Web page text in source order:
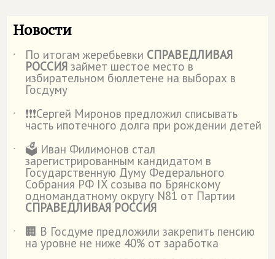
Новости
˙ По итогам жеребьевки СПРАВЕДЛИВАЯ
РОССИЯ займет шестое место в
избирательном бюллетене на выборах в
Госдуму
˙
❗️❗️❗️Сергей Миронов предложил списывать
часть ипотечного долга при рождении детей
˙
🗳️ Иван Филимонов стал
зарегистрированным кандидатом в
Государственную Думу Федерального
Собрания РФ IX созыва по Брянскому
одномандатному округу N81 от Партии
СПРАВЕДЛИВАЯ РОССИЯ
˙
🏢 В Госдуме предложили закрепить пенсию
на уровне не ниже 40% от заработка